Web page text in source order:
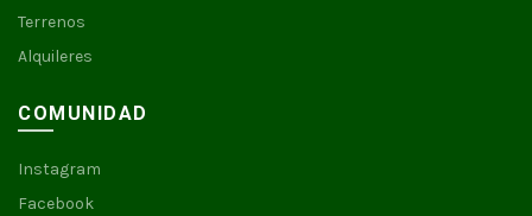
Terrenos
Alquileres
COMUNIDAD
Instagram
Facebook